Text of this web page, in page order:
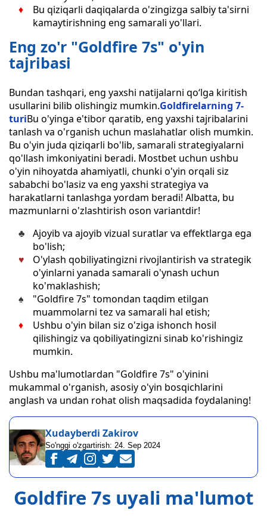
Bu qiziqarli daqiqalarda o'zingizga salbiy ta'sirni
kamaytirishning eng samarali yo'llari.
Eng zo'r "Goldfire 7s" o'yin
tajribasi
Bundan tashqari, eng yaxshi natijalarni qo‘lga kiritish
usullarini bilib olishingiz mumkin.Goldfirelarning 7-
turiBu o'yinga e'tibor qaratib, eng yaxshi tajribalarini
tanlash va o'rganish uchun maslahatlar olish mumkin.
Bu o'yin juda qiziqarli bo'lib, samarali strategiyalarni
qo'llash imkoniyatini beradi. Mostbet uchun ushbu
o'yin nihoyatda ahamiyatli, chunki o'yin orqali siz
sababchi bo'lasiz va eng yaxshi strategiya va
harakatlarni tanlashga yordam beradi! Albatta, bu
mazmunlarni o'zlashtirish oson variantdir!
Ajoyib va ajoyib vizual suratlar va effektlarga ega
bo'lish;
O'ylash qobiliyatingizni rivojlantirish va strategik
o'yinlarni yanada samarali o'ynash uchun
ko'maklashish;
"Goldfire 7s" tomondan taqdim etilgan
muammolarni tez va samarali hal etish;
Ushbu o'yin bilan siz o'ziga ishonch hosil
qilishingiz va qobiliyatingizni sinab ko'rishingiz
mumkin.
Ushbu ma'lumotlardan "Goldfire 7s" o'yinini
mukammal o'rganish, asosiy o'yin bosqichlarini
anglash va undan rohat olish maqsadida foydalaning!
Xudayberdi Zakirov
So'nggi o'zgartirish: 24. Sep 2024
Goldfire 7s uyali ma'lumot